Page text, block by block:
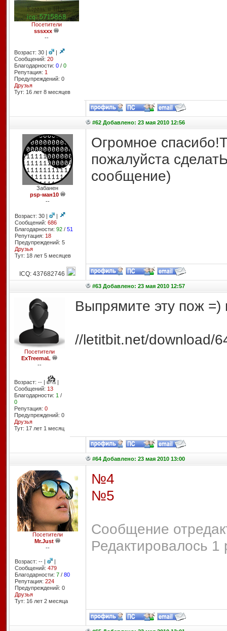
Посетители
sssxxx
--
Возраст: 30 |
|
Сообщений: 20
Благодарности: 0/ 0
Репутация: 1
Предупреждений: 0
Друзья
Тут: 16 лет 8 месяцев
#62 Добавлено: 23 мая 2010 12:56
Забанен
psp-ман10
--
Возраст: 30 |
|
Сообщений: 686
Благодарности: 92/ 51
Репутация: 18
Предупреждений: 5
Друзья
Тут: 18 лет 5 месяцев
Огромное
пожалуйста
сообщение)
ICQ: 437682746
#63 Добавлено: 23 мая 2010 12:57
Посетители
ExTreemaL
--
Возраст: -- |
|
Сообщений: 13
Благодарности: 1 /
0
Репутация: 0
Предупреждений: 0
Друзья
Тут: 17 лет 1 месяц
Выпрямите эту пож =)
//letitbit.net/download/
#64 Добавлено: 23 мая 2010 13:00
Посетители
Mr.Just
--
Возраст: -- |
|
Сообщений: 479
Благодарности: 7/ 80
Репутация: 224
Предупреждений: 0
Друзья
Тут: 16 лет 2 месяцa
№4
№5
Сообщение
Редактировалось 1